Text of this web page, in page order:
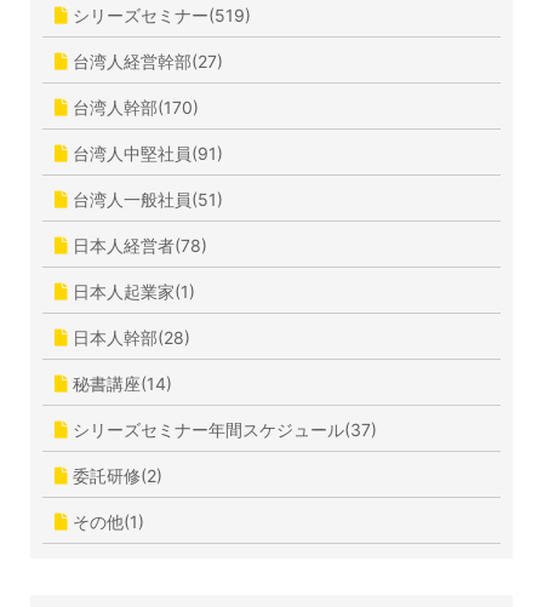
シリーズセミナー(519)
台湾人経営幹部(27)
台湾人幹部(170)
台湾人中堅社員(91)
台湾人一般社員(51)
日本人経営者(78)
日本人起業家(1)
日本人幹部(28)
秘書講座(14)
シリーズセミナー年間スケジュール(37)
委託研修(2)
その他(1)